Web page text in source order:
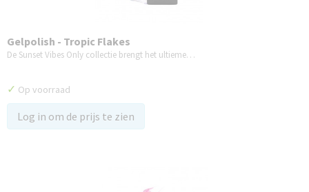
Gelpolish - Tropic Flakes
De Sunset Vibes Only collectie brengt het ultieme…
✓ Op voorraad
Log in om de prijs te zien